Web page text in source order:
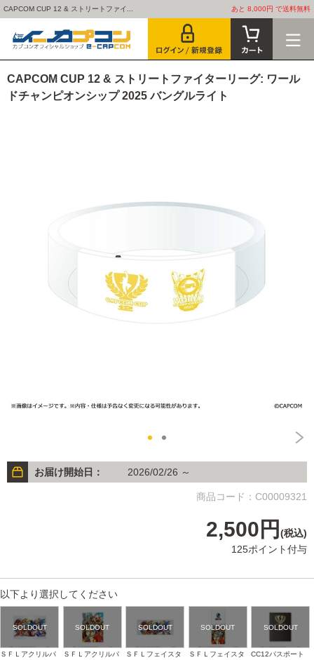
CAPCOM CUP 12 & ストリートファイ... あと 8,000円 で送料無料
CAPCOM CUP 12 & ストリートファイターリーグ: ワール
ドチャンピオンシップ 2025 バングルライト
お届け開始日： 2026/02/26 ～
商品コード：C00009321
2,500円 (税込)
125ポイント付与
以下より選択してください
ＳＦＬアクリルパ
ＳＦＬアクリルパ
ＳＦＬフェイスタ
ＳＦＬフェイスタ
CC12パスポート